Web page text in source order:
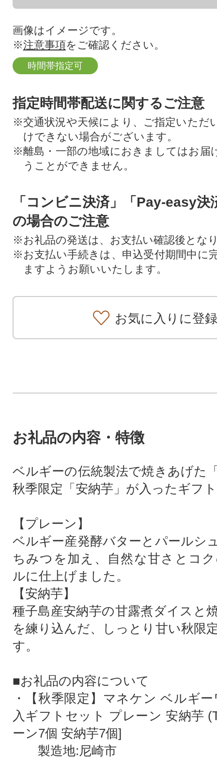
画像はイメージです。
※注意事項をご確認ください。
時間帯指定可
指定時間帯配送に関するご注意
※交通状況や天候により、ご指定いただ
けできない場合がございます。
※離島・一部の地域におきましてはお届
うことができません。
「コンビニ決済」「Pay-easy決
の場合のご注意
※お礼品の発送は、お支払い確認後とな
※お支払い手続きは、申込受付期間中に
ますようお願いいたします。
お気に入りに登録
お礼品の内容・特徴
ベルギーの伝統製法で焼きあげた
秋季限定「安納芋」が入ったギフ
【プレーン】
ベルギー産発酵バターとパールシ
ちみつを加え、自然な甘さとコ
ルに仕上げました。
【安納芋】
種子島産安納芋の甘露煮ダイスと
を練り込んだ、しっとり甘い秋限
す。
■お礼品の内容について
・【秋季限定】マネケン ベルギ
入ギフトセット プレーン 安納芋
ーン7個 安納芋7個]
製造地:尼崎市